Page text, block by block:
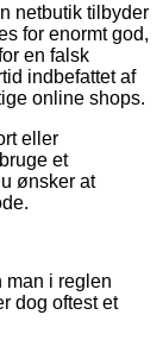
netbutik tilbyder
for enormt god,
en falsk
indbefattet af
online shops.
eller
et
ønsker at
man i reglen
dog oftest et